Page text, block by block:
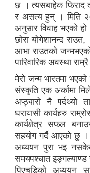
छ । त्यसबाहेक फिराद
र असत्य हुन् । मिति
अनुसार विवाह भएको हो
छोरा योगेशानन्द राउत,
आभा राउतको
पारिवारिक अवस्था
मेरो जन्म भारतमा भएको
संस्कृति एक अर्कामा
अप्ठ्यारो नै पर्दथ्यो
घरायासी कार्यहरु
कार्यक्षेत्र सफल
सहयोग गर्दै आएको छु ।
अध्ययन पुरा भइ
समयपश्चात इङ्गल्याण्ड
पिएचडिको अध्ययन